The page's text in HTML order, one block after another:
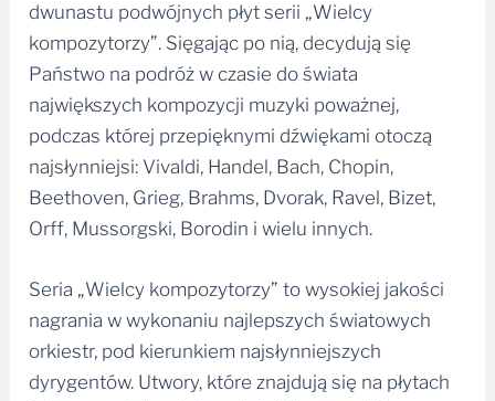
dwunastu podwójnych płyt serii „Wielcy
kompozytorzy”. Sięgając po nią, decydują się
Państwo na podróż w czasie do świata
największych kompozycji muzyki poważnej,
podczas której przepięknymi dźwiękami otoczą
najsłynniejsi: Vivaldi, Handel, Bach, Chopin,
Beethoven, Grieg, Brahms, Dvorak, Ravel, Bizet,
Orff, Mussorgski, Borodin i wielu innych.
Seria „Wielcy kompozytorzy” to wysokiej jakości
nagrania w wykonaniu najlepszych światowych
orkiestr, pod kierunkiem najsłynniejszych
dyrygentów. Utwory, które znajdują się na płytach